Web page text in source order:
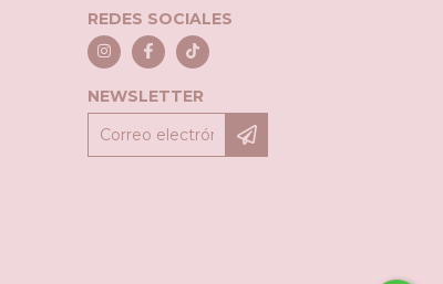
REDES SOCIALES
NEWSLETTER